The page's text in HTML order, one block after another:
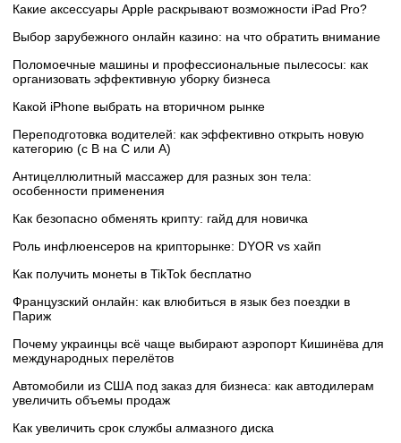
Какие аксессуары Apple раскрывают возможности iPad Pro?
Выбор зарубежного онлайн казино: на что обратить внимание
Поломоечные машины и профессиональные пылесосы: как
организовать эффективную уборку бизнеса
Какой iPhone выбрать на вторичном рынке
Переподготовка водителей: как эффективно открыть новую
категорию (с B на C или А)
Антицеллюлитный массажер для разных зон тела:
особенности применения
Как безопасно обменять крипту: гайд для новичка
Роль инфлюенсеров на крипторынке: DYOR vs хайп
Как получить монеты в TikTok бесплатно
Французский онлайн: как влюбиться в язык без поездки в
Париж
Почему украинцы всё чаще выбирают аэропорт Кишинёва для
международных перелётов
Автомобили из США под заказ для бизнеса: как автодилерам
увеличить объемы продаж
Как увеличить срок службы алмазного диска